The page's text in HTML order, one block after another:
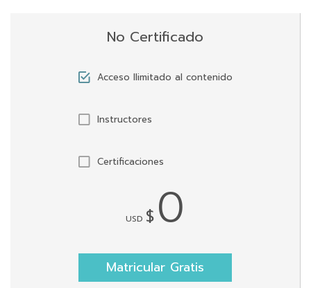
No Certificado
Acceso llimitado al contenido
Instructores
Certificaciones
USD $ 0
Matricular Gratis